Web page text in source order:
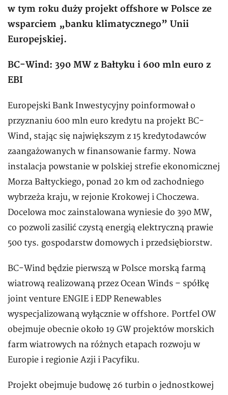
w tym roku duży projekt offshore w Polsce ze
wsparciem „banku klimatycznego” Unii
Europejskiej.
BC-Wind: 390 MW z Bałtyku i 600 mln euro z
EBI
Europejski Bank Inwestycyjny poinformował o
przyznaniu 600 mln euro kredytu na projekt BC-
Wind, stając się największym z 15 kredytodawców
zaangażowanych w finansowanie farmy. Nowa
instalacja powstanie w polskiej strefie ekonomicznej
Morza Bałtyckiego, ponad 20 km od zachodniego
wybrzeża kraju, w rejonie Krokowej i Choczewa.
Docelowa moc zainstalowana wyniesie do 390 MW,
co pozwoli zasilić czystą energią elektryczną prawie
500 tys. gospodarstw domowych i przedsiębiorstw.
BC-Wind będzie pierwszą w Polsce morską farmą
wiatrową realizowaną przez Ocean Winds – spółkę
joint venture ENGIE i EDP Renewables
wyspecjalizowaną wyłącznie w offshore. Portfel OW
obejmuje obecnie około 19 GW projektów morskich
farm wiatrowych na różnych etapach rozwoju w
Europie i regionie Azji i Pacyfiku.
Projekt obejmuje budowę 26 turbin o jednostkowej